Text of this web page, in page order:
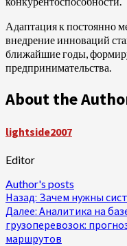
Адаптация к постоянно
внедрение инноваций
ближайшие годы,
предпринимательства.
About the
lightside2007
Editor
Author's posts
Продолжить
чтение
Назад: Зачем нужны
Далее: Аналитика на
грузоперевозок:
маршрутов